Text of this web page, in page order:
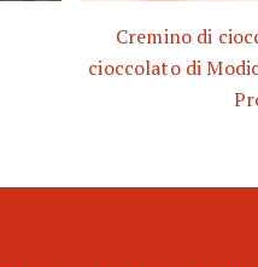
Cremino di
cioccolato di